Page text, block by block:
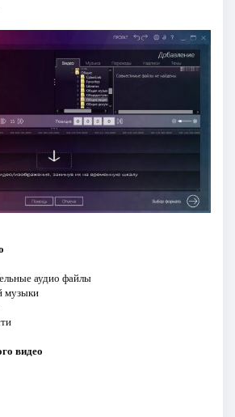
аудио файлы
музыки
видео